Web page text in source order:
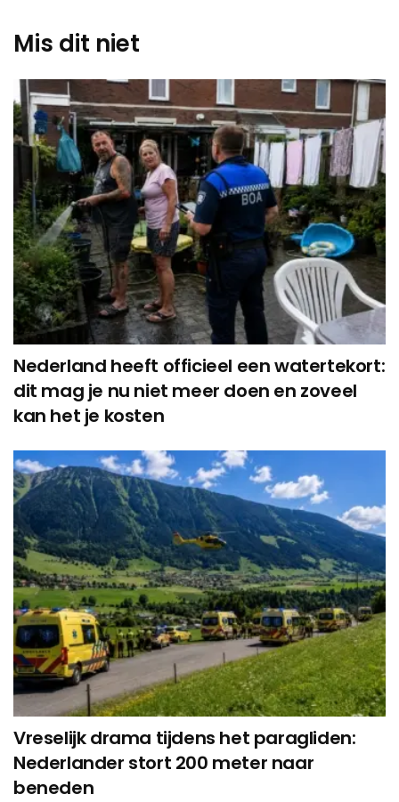
Mis dit niet
Nederland heeft officieel een watertekort:
dit mag je nu niet meer doen en zoveel
kan het je kosten
Vreselijk drama tijdens het paragliden:
Nederlander stort 200 meter naar
beneden